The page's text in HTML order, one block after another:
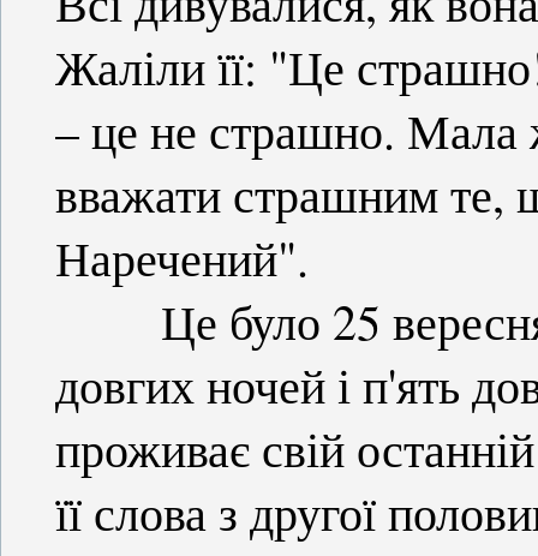
Жаліли її: "Це
– це не страшно. Мала
вважати страшним те,
Наречений".
Це було 25
довгих ночей і п'ять
проживає свій
її слова з другої